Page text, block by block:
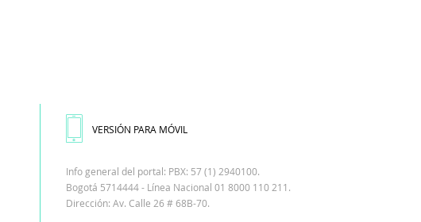
VERSIÓN PARA MÓVIL
Info general del portal: PBX: 57 (1) 2940100.
Bogotá 5714444 - Línea Nacional 01 8000 110 211.
Dirección: Av. Calle 26 # 68B-70.